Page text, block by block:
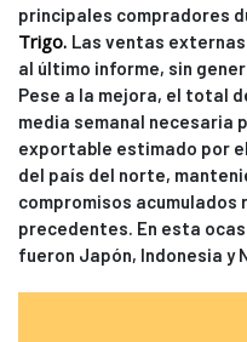
principales compradores
Trigo. Las ventas
al último informe, sin
Pese a la mejora, el total
media semanal necesaria
exportable estimado por
del país del norte,
compromisos
precedentes. En esta
fueron Japón, Indonesia y